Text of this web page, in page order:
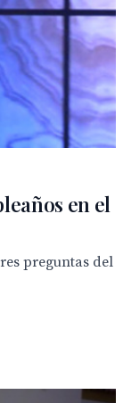
en el
preguntas del